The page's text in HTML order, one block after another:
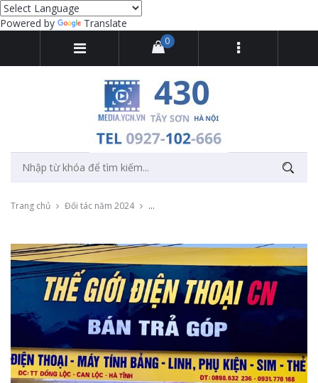
Powered by Translate
0
Trang chủ Đối tác năm 2024 Thu âm quảng cáo cho Thế giới điện thoại